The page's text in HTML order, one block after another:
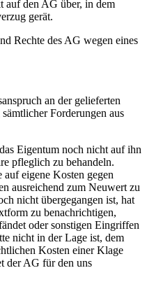
auf den AG über, in dem
gerät.
Rechte des AG wegen eines
an der gelieferten
Forderungen aus
Eigentum noch nicht auf ihn
pfleglich zu behandeln.
auf eigene Kosten gegen
ausreichend zum Neuwert zu
nicht übergegangen ist, hat
zu benachrichtigen,
oder sonstigen Eingriffen
nicht in der Lage ist, dem
Kosten einer Klage
der AG für den uns